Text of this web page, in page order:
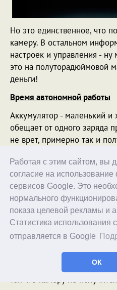
Работая с этим сайтом, вы
согласие на
сервисов Google. Это
нормального
показа целевой рекламы и
Статистика использования
отправляется в Google
ОК
Но это единственное, что
камеру. В остальном
настроек и управления -
это на полуторадюймовой
деньги!
Время автономной работы
Аккумулятор - маленький и
обещает от одного заряда
не врет, примерно так и
JPEG. Если снимать в RAW
150-160 кадров. Можно
котором экран будет
проблему не решит
снимать становится совсем
Если рассчитывать на день
выставка), то даже при
докупить еще пару-тройку
если учесть тот факт, что
компактов Sony, не умеет
так что камеру не